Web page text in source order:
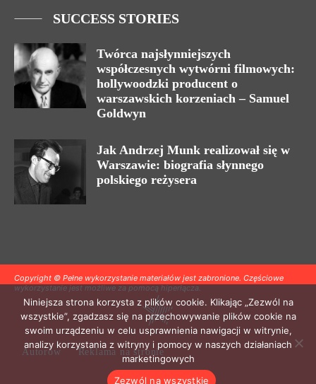
SUCCESS STORIES
Twórca najsłynniejszych
współczesnych wytwórni filmowych:
hollywoodzki producent o
warszawskich korzeniach – Samuel
Goldwyn
Jak Andrzej Munk realizował się w
Warszawie: biografia słynnego
polskiego reżysera
Copyright © Pełne wykorzystanie materiałów jest zabronione. Częściowe
wykorzystanie jest możliwe za pomocą hiperłącza.
Autorów Reklama na stronie
Niniejsza strona korzysta z plików cookie. Klikając „Zezwól na
wszystkie”, zgadzasz się na przechowywanie plików cookie na
swoim urządzeniu w celu usprawnienia nawigacji w witrynie,
analizy korzystania z witryny i pomocy w naszych działaniach
marketingowych
Zezwól na wszystkie